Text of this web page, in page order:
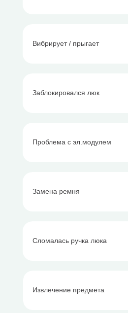
Заблокировался люк
Проблема с эл.модулем
Вибрирует / прыгает
Сломалась ручка люка
Замена ремня
Извлечение предмета